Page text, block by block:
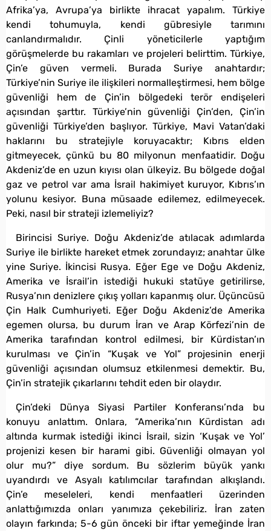
Afrika’ya, Avrupa’ya birlikte ihracat yapalım. Türkiye
kendi tohumuyla, kendi gübresiyle tarımını
canlandırmalıdır. Çinli yöneticilerle yaptığım
görüşmelerde bu rakamları ve projeleri belirttim. Türkiye,
Çin’e güven vermeli. Burada Suriye anahtardır;
Türkiye’nin Suriye ile ilişkileri normalleştirmesi, hem bölge
güvenliği hem de Çin’in bölgedeki terör endişeleri
açısından şarttır. Türkiye’nin güvenliği Çin’den, Çin’in
güvenliği Türkiye’den başlıyor. Türkiye, Mavi Vatan’daki
haklarını bu stratejiyle koruyacaktır; Kıbrıs elden
gitmeyecek, çünkü bu 80 milyonun menfaatidir. Doğu
Akdeniz’de en uzun kıyısı olan ülkeyiz. Bu bölgede doğal
gaz ve petrol var ama İsrail hakimiyet kuruyor, Kıbrıs’ın
yolunu kesiyor. Buna müsaade edilemez, edilmeyecek.
Peki, nasıl bir strateji izlemeliyiz?
Birincisi Suriye. Doğu Akdeniz’de atılacak adımlarda
Suriye ile birlikte hareket etmek zorundayız; anahtar ülke
yine Suriye. İkincisi Rusya. Eğer Ege ve Doğu Akdeniz,
Amerika ve İsrail’in istediği hukuki statüye getirilirse,
Rusya’nın denizlere çıkış yolları kapanmış olur. Üçüncüsü
Çin Halk Cumhuriyeti. Eğer Doğu Akdeniz’de Amerika
egemen olursa, bu durum İran ve Arap Körfezi’nin de
Amerika tarafından kontrol edilmesi, bir Kürdistan’ın
kurulması ve Çin’in “Kuşak ve Yol” projesinin enerji
güvenliği açısından olumsuz etkilenmesi demektir. Bu,
Çin’in stratejik çıkarlarını tehdit eden bir olaydır.
Çin’deki Dünya Siyasi Partiler Konferansı’nda bu
konuyu anlattım. Onlara, “Amerika’nın Kürdistan adı
altında kurmak istediği ikinci İsrail, sizin ‘Kuşak ve Yol’
projenizi kesen bir harami gibi. Güvenliği olmayan yol
olur mu?” diye sordum. Bu sözlerim büyük yankı
uyandırdı ve Asyalı katılımcılar tarafından alkışlandı.
Çin’e meseleleri, kendi menfaatleri üzerinden
anlattığımızda onları yanımıza çekebiliriz. İran zaten
olayın farkında; 5-6 gün önceki bir iftar yemeğinde İran